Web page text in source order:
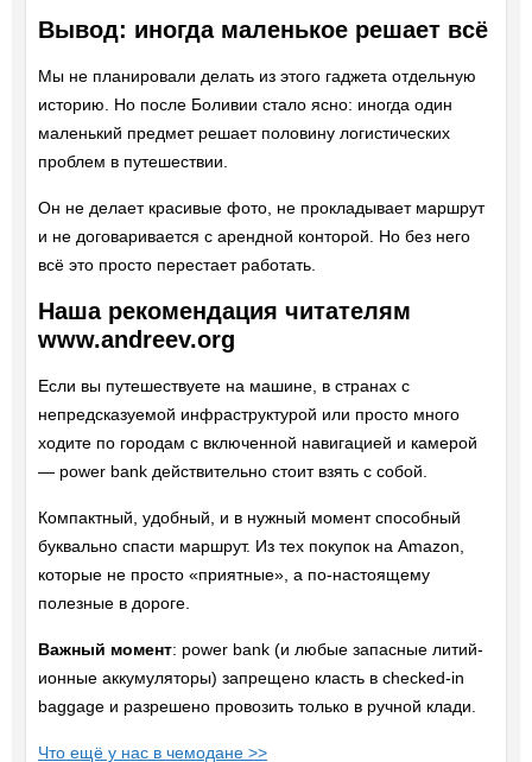
Вывод: иногда маленькое решает всё
Мы не планировали делать из этого гаджета отдельную
историю. Но после Боливии стало ясно: иногда один
маленький предмет решает половину логистических
проблем в путешествии.
Он не делает красивые фото, не прокладывает маршрут
и не договаривается с арендной конторой. Но без него
всё это просто перестает работать.
Наша рекомендация читателям
www.andreev.org
Если вы путешествуете на машине, в странах с
непредсказуемой инфраструктурой или просто много
ходите по городам с включенной навигацией и камерой
— power bank действительно стоит взять с собой.
Компактный, удобный, и в нужный момент способный
буквально спасти маршрут. Из тех покупок на Amazon,
которые не просто «приятные», а по-настоящему
полезные в дороге.
Важный момент: power bank (и любые запасные литий-
ионные аккумуляторы) запрещено класть в checked-in
baggage и разрешено провозить только в ручной клади.
Что ещё у нас в чемодане >>